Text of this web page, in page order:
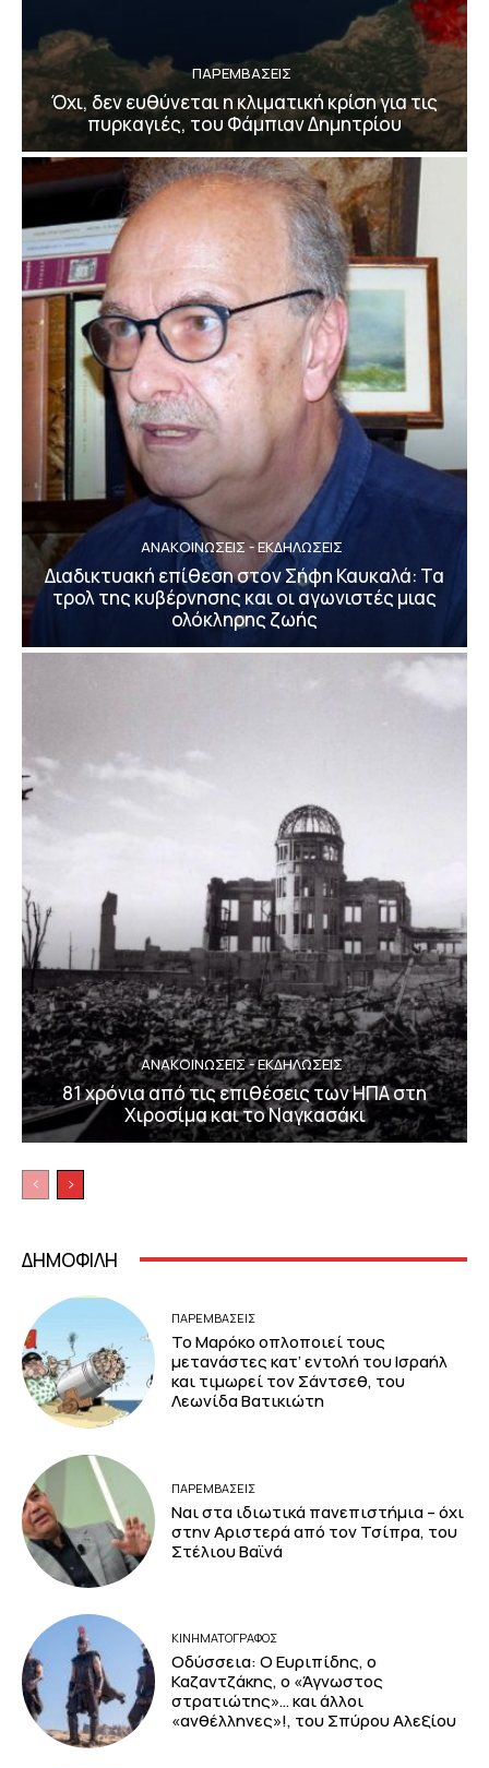
ΠΑΡΕΜΒΑΣΕΙΣ
Όχι, δεν ευθύνεται η κλιματική κρίση για τις
πυρκαγιές, του Φάμπιαν Δημητρίου
ΑΝΑΚΟΙΝΩΣΕΙΣ - ΕΚΔΗΛΩΣΕΙΣ
Διαδικτυακή επίθεση στον Σήφη Καυκαλά: Τα
τρολ της κυβέρνησης και οι αγωνιστές μιας
ολόκληρης ζωής
ΑΝΑΚΟΙΝΩΣΕΙΣ - ΕΚΔΗΛΩΣΕΙΣ
81 χρόνια από τις επιθέσεις των ΗΠΑ στη
Χιροσίμα και το Ναγκασάκι
ΔΗΜΟΦΙΛΗ
ΠΑΡΕΜΒΑΣΕΙΣ
Το Μαρόκο οπλοποιεί τους
μετανάστες κατ’ εντολή του Ισραήλ
και τιμωρεί τον Σάντσεθ, του
Λεωνίδα Βατικιώτη
ΠΑΡΕΜΒΑΣΕΙΣ
Ναι στα ιδιωτικά πανεπιστήμια – όχι
στην Αριστερά από τον Τσίπρα, του
Στέλιου Βαϊνά
ΚΙΝΗΜΑΤΟΓΡΆΦΟΣ
Οδύσσεια: Ο Ευριπίδης, ο
Καζαντζάκης, ο «Άγνωστος
στρατιώτης»… και άλλοι
«ανθέλληνες»!, του Σπύρου Αλεξίου